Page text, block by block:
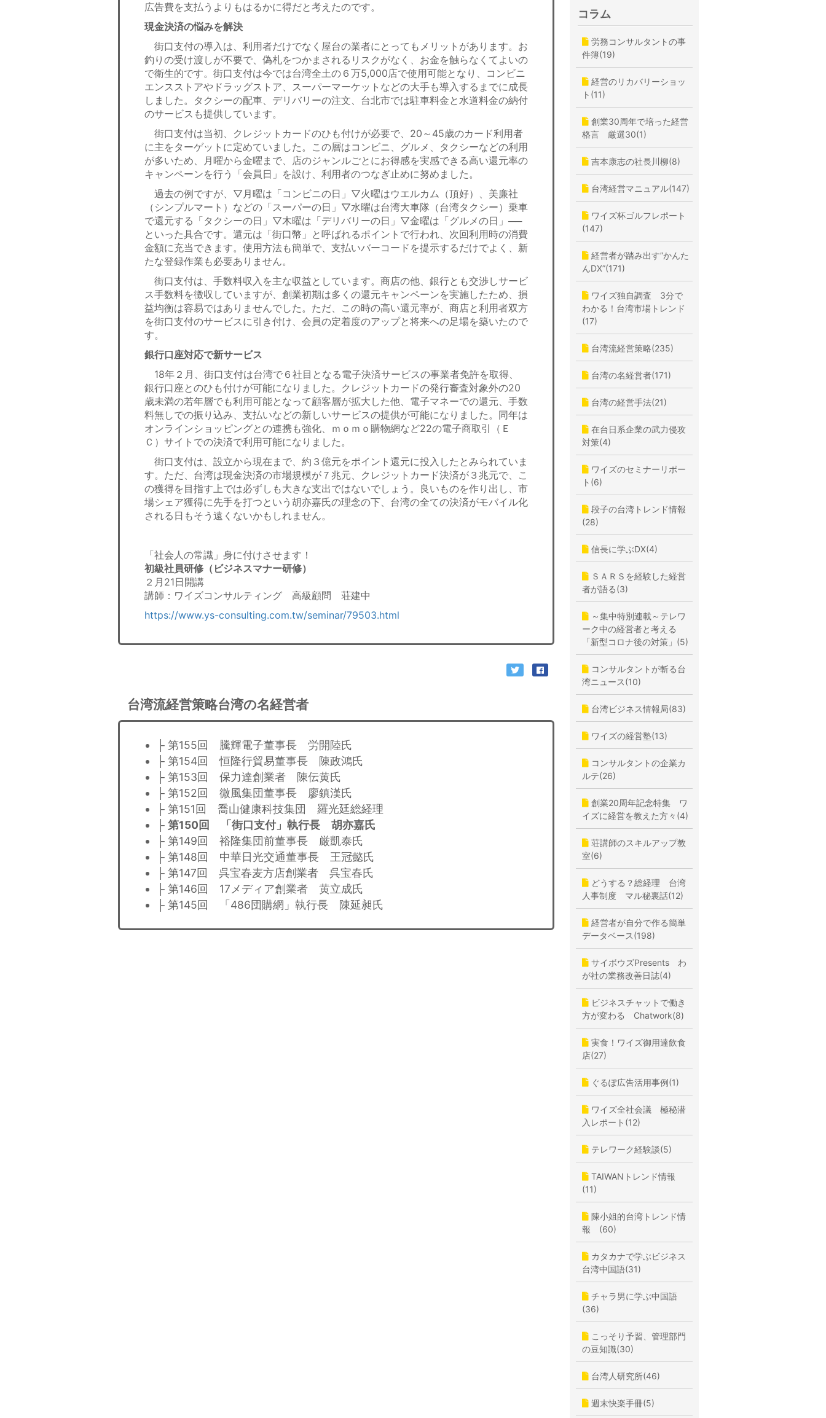
広告費を支払うよりもはるかに得だと考えたのです。
現金決済の悩みを解決
街口支付の導入は、利用者だけでなく屋台の業者にとってもメリットがあります。お
釣りの受け渡しが不要で、偽札をつかまされるリスクがなく、お金を触らなくてよいの
で衛生的です。街口支付は今では台湾全土の６万5,000店で使用可能となり、コンビニ
エンスストアやドラッグストア、スーパーマーケットなどの大手も導入するまでに成長
しました。タクシーの配車、デリバリーの注文、台北市では駐車料金と水道料金の納付
のサービスも提供しています。
街口支付は当初、クレジットカードのひも付けが必要で、20～45歳のカード利用者
に主をターゲットに定めていました。この層はコンビニ、グルメ、タクシーなどの利用
が多いため、月曜から金曜まで、店のジャンルごとにお得感を実感できる高い還元率の
キャンペーンを行う「会員日」を設け、利用者のつなぎ止めに努めました。
過去の例ですが、▽月曜は「コンビニの日」▽火曜はウエルカム（頂好）、美廉社
（シンプルマート）などの「スーパーの日」▽水曜は台湾大車隊（台湾タクシー）乗車
で還元する「タクシーの日」▽木曜は「デリバリーの日」▽金曜は「グルメの日」──
といった具合です。還元は「街口幣」と呼ばれるポイントで行われ、次回利用時の消費
金額に充当できます。使用方法も簡単で、支払いバーコードを提示するだけでよく、新
たな登録作業も必要ありません。
街口支付は、手数料収入を主な収益としています。商店の他、銀行とも交渉しサービ
ス手数料を徴収していますが、創業初期は多くの還元キャンペーンを実施したため、損
益均衡は容易ではありませんでした。ただ、この時の高い還元率が、商店と利用者双方
を街口支付のサービスに引き付け、会員の定着度のアップと将来への足場を築いたので
す。
銀行口座対応で新サービス
18年２月、街口支付は台湾で６社目となる電子決済サービスの事業者免許を取得、
銀行口座とのひも付けが可能になりました。クレジットカードの発行審査対象外の20
歳未満の若年層でも利用可能となって顧客層が拡大した他、電子マネーでの還元、手数
料無しでの振り込み、支払いなどの新しいサービスの提供が可能になりました。同年は
オンラインショッピングとの連携も強化、ｍｏｍｏ購物網など22の電子商取引（Ｅ
Ｃ）サイトでの決済で利用可能になりました。
街口支付は、設立から現在まで、約３億元をポイント還元に投入したとみられていま
す。ただ、台湾は現金決済の市場規模が７兆元、クレジットカード決済が３兆元で、こ
の獲得を目指す上では必ずしも大きな支出ではないでしょう。良いものを作り出し、市
場シェア獲得に先手を打つという胡亦嘉氏の理念の下、台湾の全ての決済がモバイル化
される日もそう遠くないかもしれません。
「社会人の常識」身に付けさせます！
初級社員研修（ビジネスマナー研修）
２月21日開講
講師：ワイズコンサルティング 高級顧問 荘建中
https://www.ys-consulting.com.tw/seminar/79503.html
台湾流経営策略台湾の名経営者
├ 第155回 騰輝電子董事長 労開陸氏
├ 第154回 恒隆行貿易董事長 陳政鴻氏
├ 第153回 保力達創業者 陳伝黄氏
├ 第152回 微風集団董事長 廖鎮漢氏
├ 第151回 喬山健康科技集団 羅光廷総経理
├ 第150回 「街口支付」執行長 胡亦嘉氏
├ 第149回 裕隆集団前董事長 厳凱泰氏
├ 第148回 中華日光交通董事長 王冠懿氏
├ 第147回 呉宝春麦方店創業者 呉宝春氏
├ 第146回 17メディア創業者 黄立成氏
├ 第145回 「486団購網」執行長 陳延昶氏
コラム
労務コンサルタントの事
件簿(19)
経営のリカバリーショッ
ト(11)
創業30周年で培った経営
格言 厳選30(1)
吉本康志の社長川柳(8)
台湾経営マニュアル(147)
ワイズ杯ゴルフレポート
(147)
経営者が踏み出す”かんた
んDX”(171)
ワイズ独自調査 3分で
わかる！台湾市場トレンド
(17)
台湾流経営策略(235)
台湾の名経営者(171)
台湾の経営手法(21)
在台日系企業の武力侵攻
対策(4)
ワイズのセミナーリポー
ト(6)
段子の台湾トレンド情報
(28)
信長に学ぶDX(4)
ＳＡＲＳを経験した経営
者が語る(3)
～集中特別連載～テレワ
ーク中の経営者と考える
「新型コロナ後の対策」(5)
コンサルタントが斬る台
湾ニュース(10)
台湾ビジネス情報局(83)
ワイズの経営塾(13)
コンサルタントの企業カ
ルテ(26)
創業20周年記念特集 ワ
イズに経営を教えた方々(4)
荘講師のスキルアップ教
室(6)
どうする？総経理 台湾
人事制度 マル秘裏話(12)
経営者が自分で作る簡単
データベース(198)
サイボウズPresents わ
が社の業務改善日誌(4)
ビジネスチャットで働き
方が変わる Chatwork(8)
実食！ワイズ御用達飲食
店(27)
ぐるぽ広告活用事例(1)
ワイズ全社会議 極秘潜
入レポート(12)
テレワーク経験談(5)
TAIWANトレンド情報
(11)
陳小姐的台湾トレンド情
報 (60)
カタカナで学ぶビジネス
台湾中国語(31)
チャラ男に学ぶ中国語
(36)
こっそり予習、管理部門
の豆知識(30)
台湾人研究所(46)
週末快楽手冊(5)